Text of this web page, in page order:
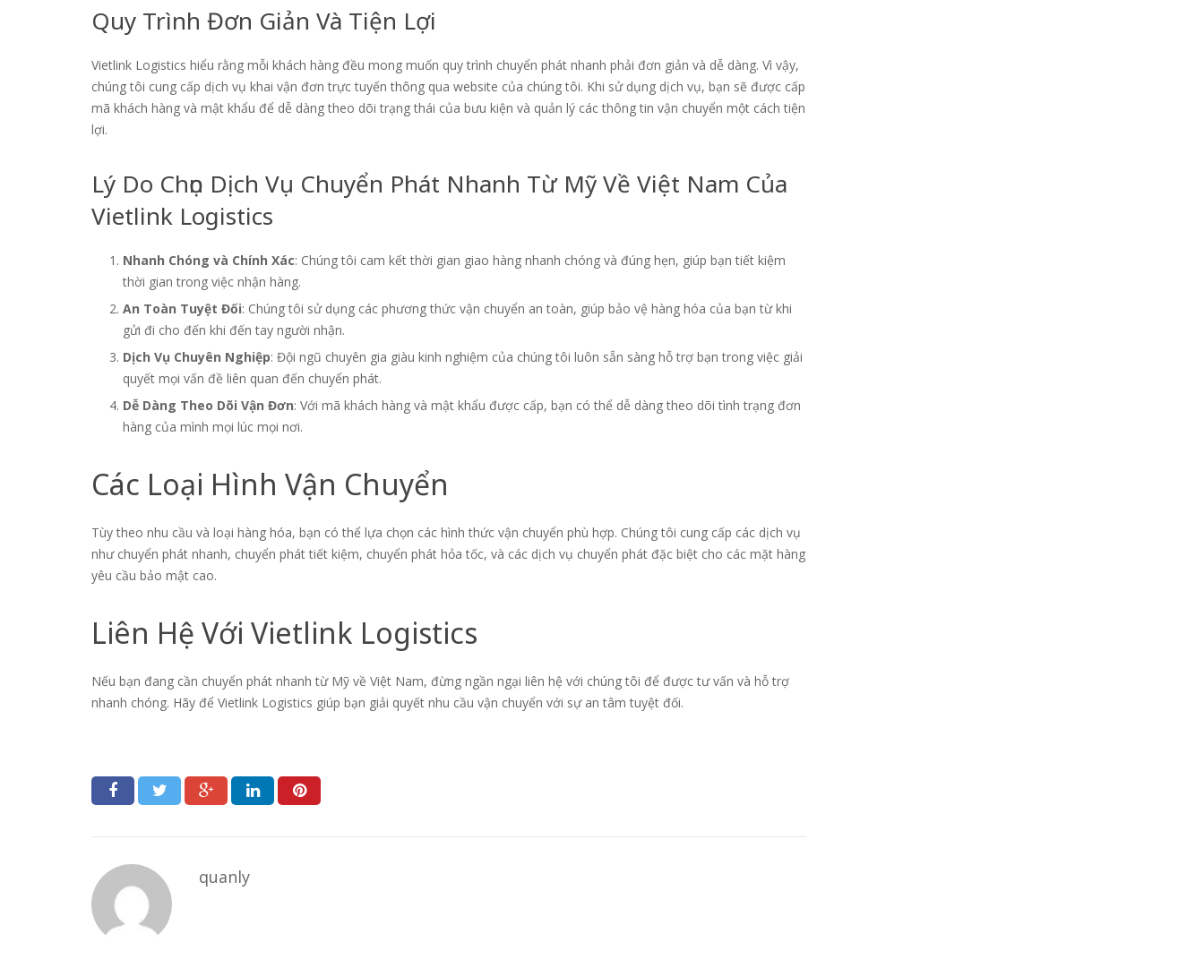
Quy Trình Đơn Giản Và Tiện Lợi
Vietlink Logistics hiểu rằng mỗi khách hàng đều mong muốn quy trình chuyển phát nhanh phải đơn giản và dễ dàng. Vì vậy,
chúng tôi cung cấp dịch vụ khai vận đơn trực tuyến thông qua website của chúng tôi. Khi sử dụng dịch vụ, bạn sẽ được cấp
mã khách hàng và mật khẩu để dễ dàng theo dõi trạng thái của bưu kiện và quản lý các thông tin vận chuyển một cách tiện
lợi.
Lý Do Chọn Dịch Vụ Chuyển Phát Nhanh Từ Mỹ Về Việt Nam Của
Vietlink Logistics
Nhanh Chóng và Chính Xác: Chúng tôi cam kết thời gian giao hàng nhanh chóng và đúng hẹn, giúp bạn tiết kiệm
thời gian trong việc nhận hàng.
An Toàn Tuyệt Đối: Chúng tôi sử dụng các phương thức vận chuyển an toàn, giúp bảo vệ hàng hóa của bạn từ khi
gửi đi cho đến khi đến tay người nhận.
Dịch Vụ Chuyên Nghiệp: Đội ngũ chuyên gia giàu kinh nghiệm của chúng tôi luôn sẵn sàng hỗ trợ bạn trong việc giải
quyết mọi vấn đề liên quan đến chuyển phát.
Dễ Dàng Theo Dõi Vận Đơn: Với mã khách hàng và mật khẩu được cấp, bạn có thể dễ dàng theo dõi tình trạng đơn
hàng của mình mọi lúc mọi nơi.
Các Loại Hình Vận Chuyển
Tùy theo nhu cầu và loại hàng hóa, bạn có thể lựa chọn các hình thức vận chuyển phù hợp. Chúng tôi cung cấp các dịch vụ
như chuyển phát nhanh, chuyển phát tiết kiệm, chuyển phát hỏa tốc, và các dịch vụ chuyển phát đặc biệt cho các mặt hàng
yêu cầu bảo mật cao.
Liên Hệ Với Vietlink Logistics
Nếu bạn đang cần chuyển phát nhanh từ Mỹ về Việt Nam, đừng ngần ngại liên hệ với chúng tôi để được tư vấn và hỗ trợ
nhanh chóng. Hãy để Vietlink Logistics giúp bạn giải quyết nhu cầu vận chuyển với sự an tâm tuyệt đối.
quanly